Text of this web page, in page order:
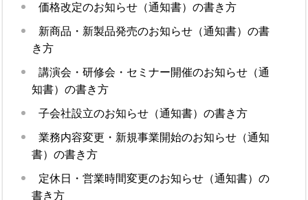
価格改定のお知らせ（通知書）の書き方
新商品・新製品発売のお知らせ（通知書）の書
き方
講演会・研修会・セミナー開催のお知らせ（通
知書）の書き方
子会社設立のお知らせ（通知書）の書き方
業務内容変更・新規事業開始のお知らせ（通知
書）の書き方
定休日・営業時間変更のお知らせ（通知書）の
書き方